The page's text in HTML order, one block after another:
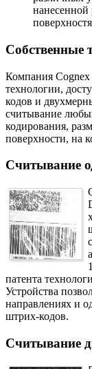
Собственные
Компания Cognex
технологии,
кодов и
считывание
кодирования,
поверхности, на
Считывание
патента
Устройства
направлениях и
штрих-кодов.
Считывание